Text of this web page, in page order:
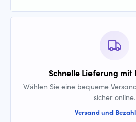
Schnelle Lieferung mit
Wählen Sie eine bequeme
sicher online.
Versand und